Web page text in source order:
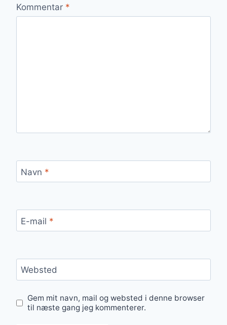
Kommentar *
Navn *
E-mail *
Websted
Gem mit navn, mail og websted i denne browser
til næste gang jeg kommenterer.